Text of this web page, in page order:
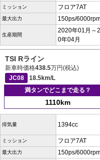
ミッション フロア7AT
最大出力 150ps/
生産期間
2020年01月～
0年04月
TSI Rライン
新車時価格438.5万円(税込)
JC08
18.5km/L
満タンでどこまで走る？
1110km
排気量 1394cc
ミッション フロア7AT
最大出力 150ps/